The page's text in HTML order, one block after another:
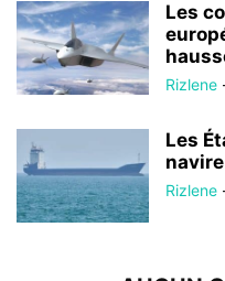
Les
Rizlene
Les
Rizlene